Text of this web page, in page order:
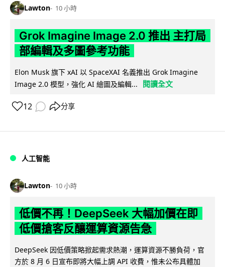
Lawton 10 小時
Grok Imagine Image 2.0 推出 主打局
部編輯及多圖參考功能
Elon Musk 旗下 xAI 以 SpaceXAI 名義推出 Grok Imagine
Image 2.0 模型，強化 AI 繪圖及編輯...
閱讀全文
12 分享
人工智能
Lawton 10 小時
低價不再！DeepSeek 大幅加價在即
低價搶客反釀運算資源告急
DeepSeek 因低價策略掀起需求熱潮，運算資源不勝負荷，官
方於 8 月 6 日宣布即將大幅上調 API 收費，惟未公布具體加